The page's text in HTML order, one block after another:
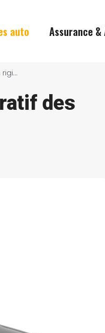
auto Assurance
Meilleur coffre de toit : Comparatif des coffres rigides et souples
des